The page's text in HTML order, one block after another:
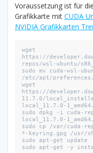
Voraussetzung ist für
Grafikkarte mit CUDA
NVIDIA Grafikkarten
wget
https://
repos/wsl-ubuntu/
sudo mv cuda-wsl-
/etc/apt/
wget
https://
11.7.0/
local_11.7.0-
sudo dpkg -i cuda-
local_11.7.0-
sudo cp /var/cuda-
*-keyring.gpg /usr/
sudo apt-get update
sudo apt-get -y